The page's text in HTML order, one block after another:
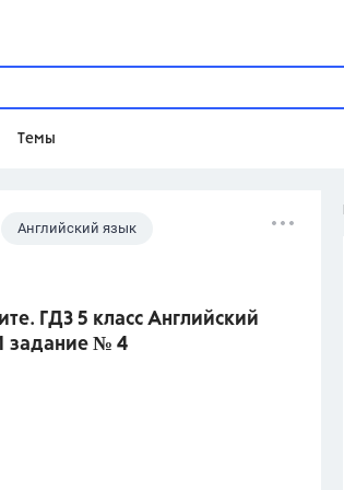
Темы
Домашнее задание
Школа
Английский язык
ГДЗ 5 класс Английский
задание № 4